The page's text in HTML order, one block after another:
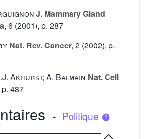
J. Mammary Gland
, 6 (2001), p. 287
Nat. Rev. Cancer, 2 (2002), p.
Akhurst; A. Balmain Nat. Cell
p. 487
- Politique